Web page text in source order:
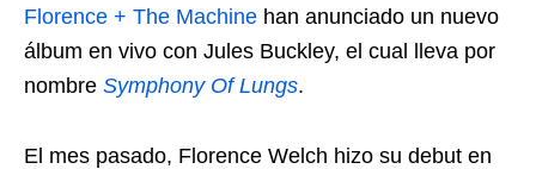
Florence + The Machine han anunciado un nuevo
álbum en vivo con Jules Buckley, el cual lleva por
nombre Symphony Of Lungs.
El mes pasado, Florence Welch hizo su debut en